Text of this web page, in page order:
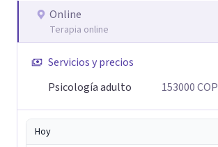
Online
Terapia online
Servicios y precios
Psicología adulto
153000COP
Hoy